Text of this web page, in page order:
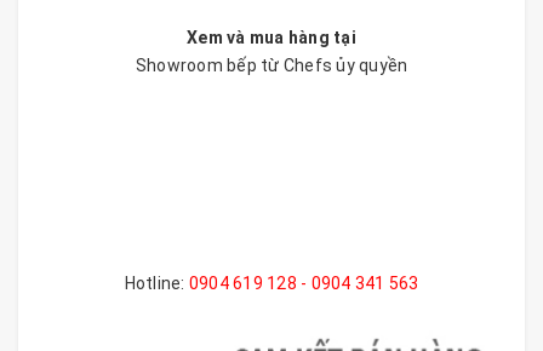
Xem và mua hàng tại
Showroom bếp từ Chefs ủy quyền
Hotline: 0904 619 128 - 0904 341 563